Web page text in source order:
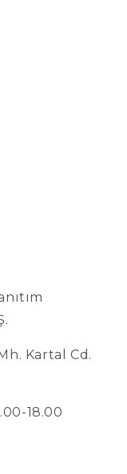
Kartal Cd.
18.00